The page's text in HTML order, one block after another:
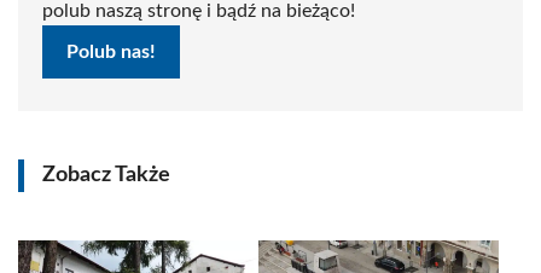
polub naszą stronę i bądź na bieżąco!
Polub nas!
Zobacz Także